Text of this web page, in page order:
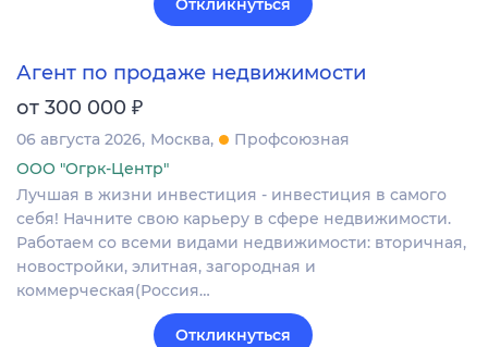
Откликнуться
Агент по продаже недвижимости
от 300 000 ₽
06 августа 2026 Москва
Профсоюзная
ООО "Огрк-Центр"
Лучшая в жизни инвестиция - инвестиция в самого
себя! Начните свою карьеру в сфере недвижимости.
Работаем со всеми видами недвижимости: вторичная,
новостройки, элитная, загородная и
коммерческая(Россия…
Откликнуться